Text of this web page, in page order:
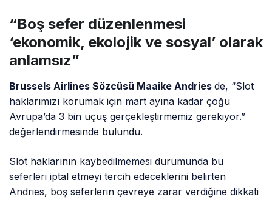
“Boş sefer düzenlenmesi
‘ekonomik, ekolojik ve sosyal’ olarak
anlamsız”
Brussels Airlines Sözcüsü Maaike Andriesde, “Slot
haklarımızı korumak için mart ayına kadar çoğu
Avrupa’da 3 bin uçuş gerçekleştirmemiz gerekiyor.”
değerlendirmesinde bulundu.
Slot haklarının kaybedilmemesi durumunda bu
seferleri iptal etmeyi tercih edeceklerini belirten
Andries, boş seferlerin çevreye zarar verdiğine dikkati